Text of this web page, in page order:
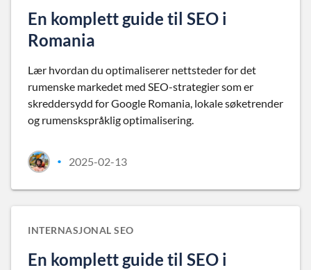
En komplett guide til SEO i
Romania
Lær hvordan du optimaliserer nettsteder for det
rumenske markedet med SEO-strategier som er
skreddersydd for Google Romania, lokale søketrender
og rumenskspråklig optimalisering.
• 2025-02-13
INTERNASJONAL SEO
En komplett guide til SEO i